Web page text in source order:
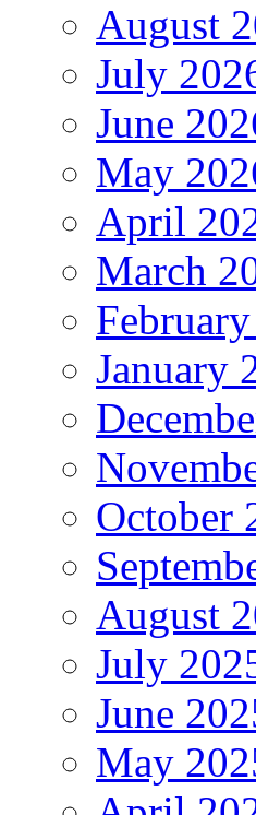
August
July
June
May
April
March
January
October
August
July
June
May